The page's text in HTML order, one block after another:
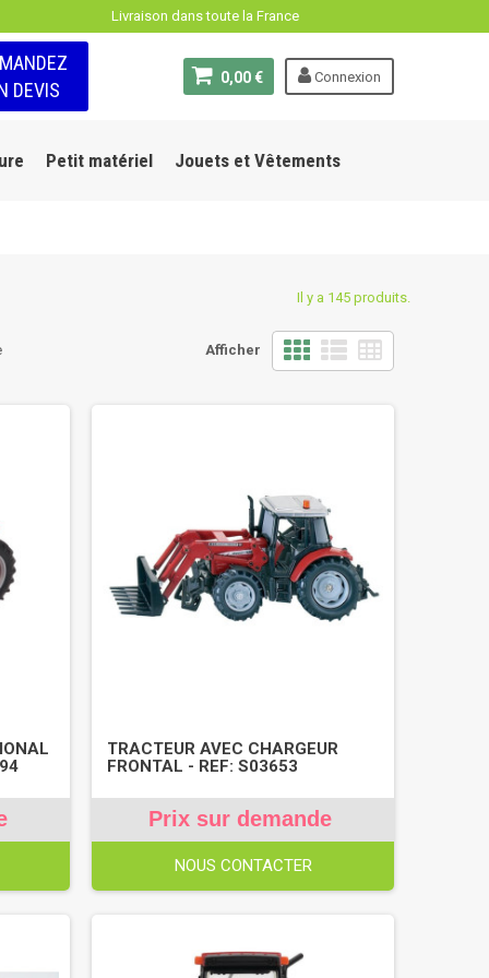
Livraison dans toute la France
Connexion
0,00 €
DEVIS
Petit matériel Jouets et Vêtements
Il y a 145 produits.
Afficher
TRACTEUR AVEC CHARGEUR
FRONTAL - REF: S03653
Prix sur demande
NOUS CONTACTER